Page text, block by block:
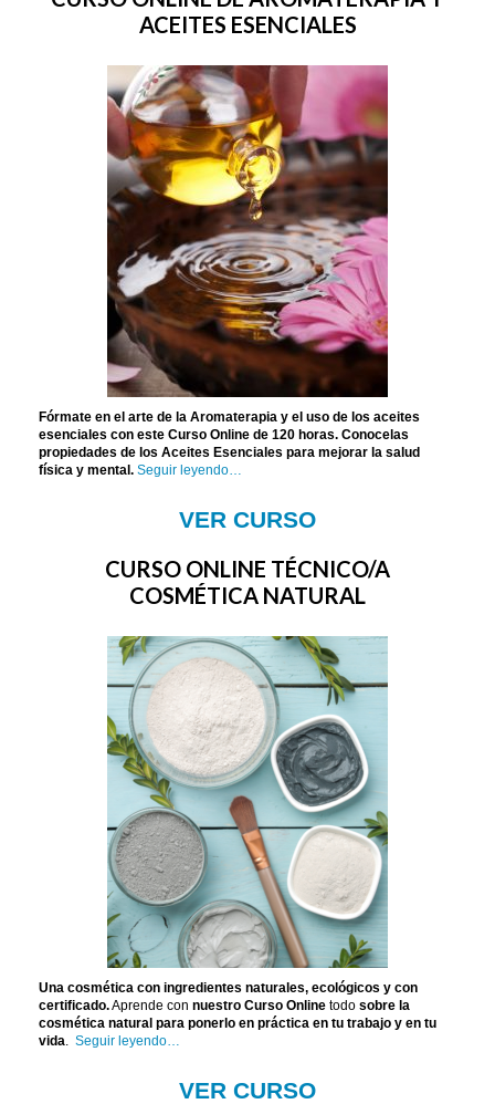
ACEITES ESENCIALES
Fórmate en el arte de la Aromaterapia y el uso de los aceites
esenciales con este Curso Online de 120 horas. Conocelas
propiedades de los Aceites Esenciales para mejorar la salud
física y mental. Seguir leyendo…
VER CURSO
CURSO ONLINE TÉCNICO/A
COSMÉTICA NATURAL
Una cosmética con ingredientes naturales, ecológicos y con
certificado.Aprende con nuestro Curso Online todo sobre la
cosmética natural para ponerlo en práctica en tu trabajo y en tu
vida
Seguir leyendo…
VER CURSO